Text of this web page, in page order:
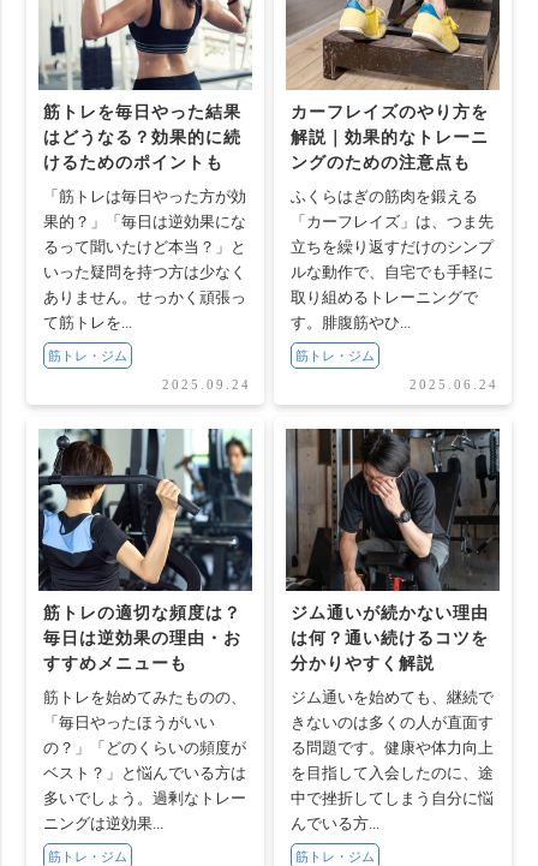
筋トレを毎日やった結果
はどうなる？効果的に続
けるためのポイントも
「筋トレは毎日やった方が効
果的？」「毎日は逆効果にな
るって聞いたけど本当？」と
いった疑問を持つ方は少なく
ありません。せっかく頑張っ
て筋トレを...
筋トレ・ジム
2025.09.24
カーフレイズのやり方を
解説｜効果的なトレーニ
ングのための注意点も
ふくらはぎの筋肉を鍛える
「カーフレイズ」は、つま先
立ちを繰り返すだけのシンプ
ルな動作で、自宅でも手軽に
取り組めるトレーニングで
す。腓腹筋やひ...
筋トレ・ジム
2025.06.24
筋トレの適切な頻度は？
毎日は逆効果の理由・お
すすめメニューも
筋トレを始めてみたものの、
「毎日やったほうがいい
の？」「どのくらいの頻度が
ベスト？」と悩んでいる方は
多いでしょう。過剰なトレー
ニングは逆効果...
筋トレ・ジム
ジム通いが続かない理由
は何？通い続けるコツを
分かりやすく解説
ジム通いを始めても、継続で
きないのは多くの人が直面す
る問題です。健康や体力向上
を目指して入会したのに、途
中で挫折してしまう自分に悩
んでいる方...
筋トレ・ジム